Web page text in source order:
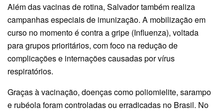
Além das vacinas de rotina, Salvador também realiza
campanhas especiais de imunização. A mobilização em
curso no momento é contra a gripe (Influenza), voltada
para grupos prioritários, com foco na redução de
complicações e internações causadas por vírus
respiratórios.
Graças à vacinação, doenças como poliomielite, sarampo
e rubéola foram controladas ou erradicadas no Brasil. No